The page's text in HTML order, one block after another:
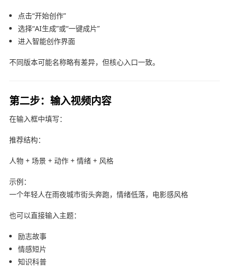
点击“开始创作”
选择“AI生成”或“一键成片”
进入智能创作界面
不同版本可能名称略有差异，但核心入口一致。
第二步：输入视频内容
在输入框中填写：
推荐结构：
人物 + 场景 + 动作 + 情绪 + 风格
示例：
一个年轻人在雨夜城市街头奔跑，情绪低落，电影感风格
也可以直接输入主题：
励志故事
情感短片
知识科普